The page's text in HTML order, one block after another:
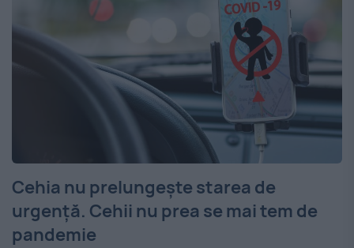
Cehia nu prelungeşte starea de
urgenţă. Cehii nu prea se mai tem de
pandemie